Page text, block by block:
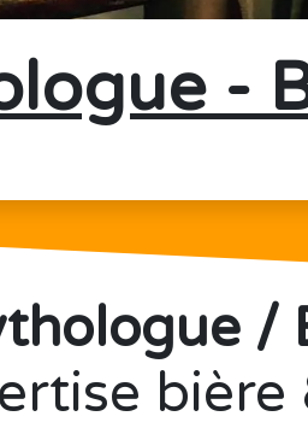
-
/
bière